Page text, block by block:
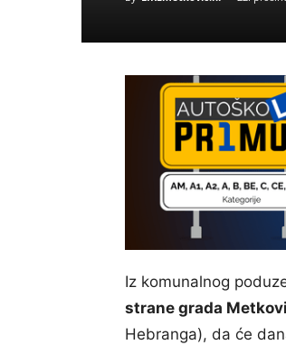
Iz komunalnog
strane grada
Hebranga), da će